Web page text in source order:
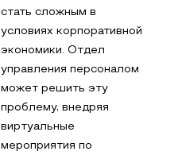
стать сложным в
условиях корпоративной
экономики. Отдел
управления персоналом
может решить эту
проблему, внедряя
виртуальные
мероприятия по